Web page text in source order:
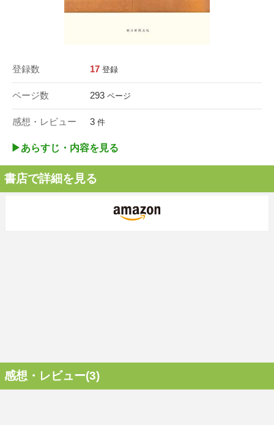
登録数 17 登録
ページ数 293 ページ
感想・レビュー 3 件
▶︎あらすじ・内容を見る
書店で詳細を見る
感想・レビュー(3)